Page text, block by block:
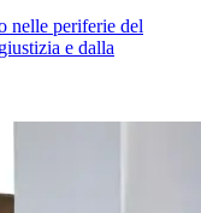
nelle periferie del
e dalla